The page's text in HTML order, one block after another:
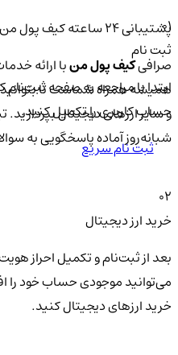
پشتیبانی ۲۴ ساعته کیف پول من
صرافیکیف پول منبا ارائه
همیشه همراه شماست تا بتوانید
و سایر ارزهای دیجیتال بپردازید.
شبانه‌روز آماده پاسخگویی به
01
ثبت نام
ابتدا با مراجعه به صفحه ثبت‌نام
حساب کاربری را تکمیل کنید.
ثبت نام سریع
02
خرید ارز دیجیتال
بعد از ثبت‌نام و تکمیل احراز هویت،
می‌توانید موجودی حساب خود را
خرید ارزهای دیجیتال کنید.